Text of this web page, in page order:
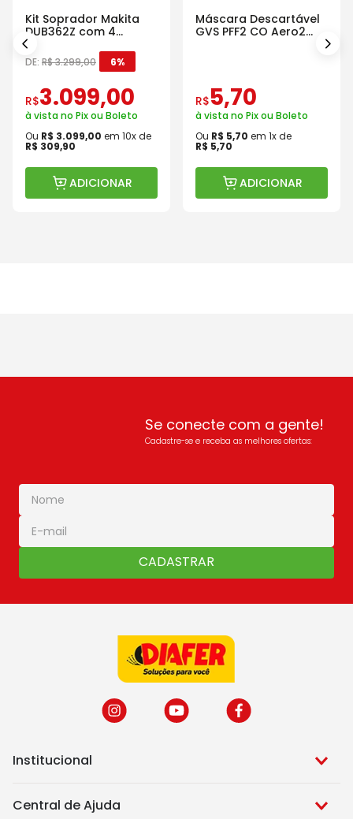
Kit Soprador Makita
DUB362Z com 4
Baterias Carregador e
Maleta
DE: R$3.299,00 6%
R$3.099,00
à vista no Pix ou Boleto
Ou R$ 3.099,00 em 10x de
R$ 309,90
ADICIONAR
Máscara Descartável
GVS PFF2 CO Aero2
R$5,70
à vista no Pix ou Boleto
Ou R$ 5,70 em 1x de
R$ 5,70
ADICIONAR
Se conecte com a gente!
Cadastre-se e receba as melhores ofertas:
CADASTRAR
Institucional
Central de Ajuda